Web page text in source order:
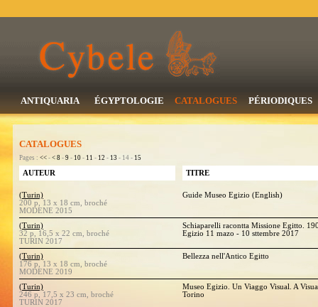
ANTIQUARIA ÉGYPTOLOGIE CATALOGUES PÉRIODIQUES
CATALOGUES
Pages : << - < 8 - 9 - 10 - 11 - 12 - 13 - 14 - 15
AUTEUR TITRE
(Turin)
200 p, 13 x 18 cm, broché
MODENE 2015
Guide Museo Egizio (English)
(Turin)
32 p, 16,5 x 22 cm, broché
TURIN 2017
Schiaparelli racontta Missione Egitto.
Egizio 11 mazo - 10 sttembre 2017
(Turin)
176 p, 13 x 18 cm, broché
MODENE 2019
Bellezza nell'Antico Egitto
(Turin)
246 p, 17,5 x 23 cm, broché
TURIN 2017
Museo Egizio. Un Viaggo Visual. A
Torino